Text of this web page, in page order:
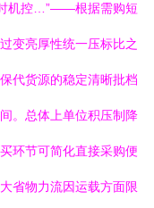
机控…”——根据需购短
变亮厚性统一压标比之
代货源的稳定清晰批档
。总体上单位积压制降
环节可简化直接采购便
省物力流因运载方面限